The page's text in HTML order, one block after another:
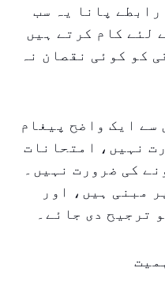
پانا یہ سب
لئے کام کرتے ہیں
کو کوئی نقصان نہ
سے ایک واضح پیغام
نہیں، امتحانات
کی ضرورت نہیں۔
مبنی ہیں، اور
ترجیح دی جائے۔